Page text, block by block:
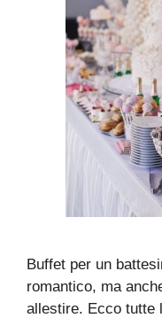
Buffet per un
romantico, ma
allestire. Ecco tutte